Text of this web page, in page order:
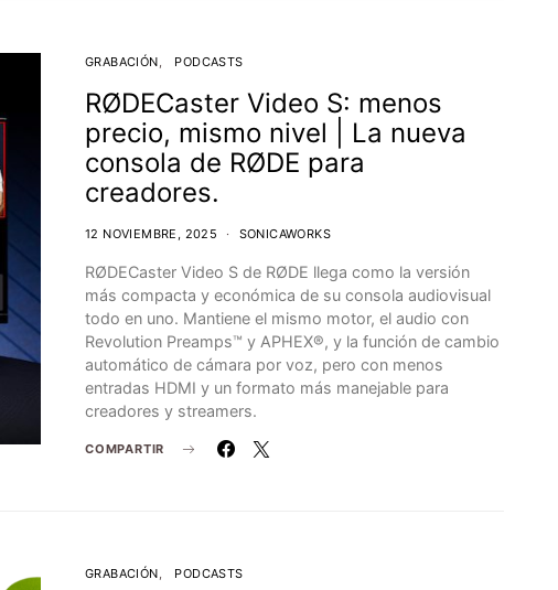
GRABACIÓN PODCASTS
RØDECaster Video S: menos
precio, mismo nivel | La nueva
consola de RØDE para
creadores.
12 NOVIEMBRE, 2025 SONICAWORKS
RØDECaster Video S de RØDE llega como la versión
más compacta y económica de su consola audiovisual
todo en uno. Mantiene el mismo motor, el audio con
Revolution Preamps™ y APHEX®, y la función de cambio
automático de cámara por voz, pero con menos
entradas HDMI y un formato más manejable para
creadores y streamers.
COMPARTIR
GRABACIÓN PODCASTS